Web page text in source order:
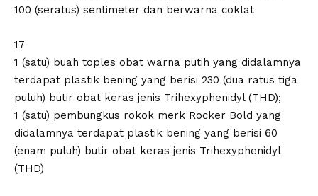
100 (seratus) sentimeter dan berwarna coklat
17
1 (satu) buah toples obat warna putih yang didalamnya
terdapat plastik bening yang berisi 230 (dua ratus tiga
puluh) butir obat keras jenis Trihexyphenidyl (THD);
1 (satu) pembungkus rokok merk Rocker Bold yang
didalamnya terdapat plastik bening yang berisi 60
(enam puluh) butir obat keras jenis Trihexyphenidyl
(THD)